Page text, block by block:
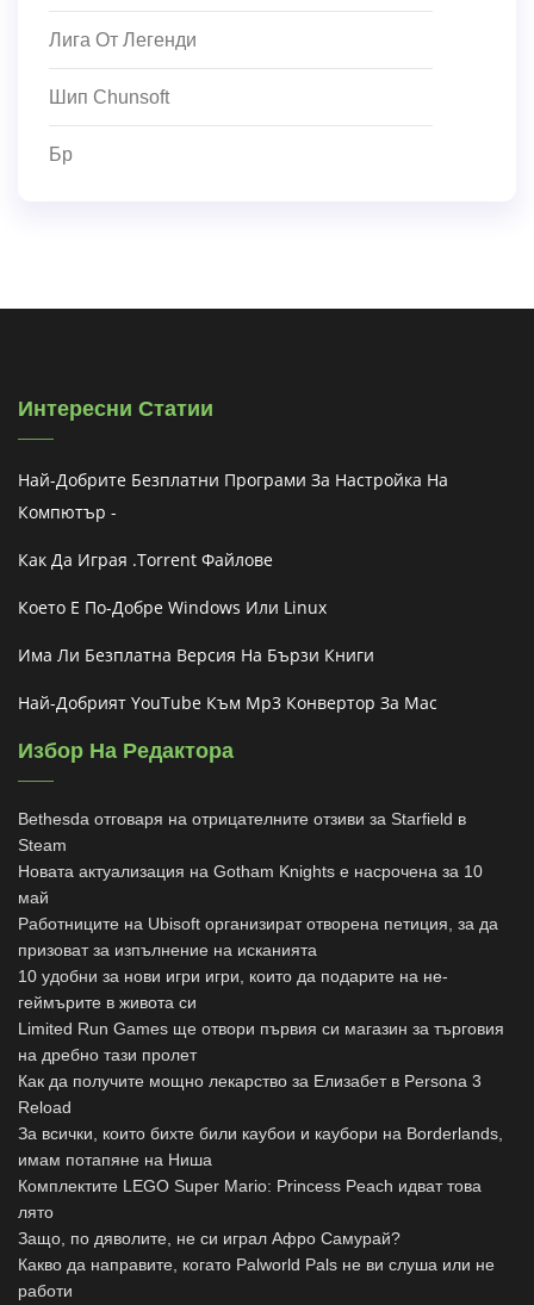
Лига От Легенди
Шип Chunsoft
Бр
Интересни Статии
Най-Добрите Безплатни Програми За Настройка На
Компютър -
Как Да Играя .torrent Файлове
Което Е По-Добре Windows Или Linux
Има Ли Безплатна Версия На Бързи Книги
Най-Добрият YouTube Към Mp3 Конвертор За Mac
Избор На Редактора
Bethesda отговаря на отрицателните отзиви за Starfield в
Steam
Новата актуализация на Gotham Knights е насрочена за 10
май
Работниците на Ubisoft организират отворена петиция, за да
призоват за изпълнение на исканията
10 удобни за нови игри игри, които да подарите на не-
геймърите в живота си
Limited Run Games ще отвори първия си магазин за търговия
на дребно тази пролет
Как да получите мощно лекарство за Елизабет в Persona 3
Reload
За всички, които бихте били каубои и каубори на Borderlands,
имам потапяне на Ниша
Комплектите LEGO Super Mario: Princess Peach идват това
лято
Защо, по дяволите, не си играл Афро Самурай?
Какво да направите, когато Palworld Pals не ви слуша или не
работи